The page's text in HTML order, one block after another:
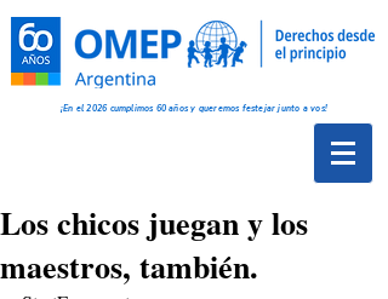
¡En el 2026 cumplimos 60 años y queremos festejar junto a vos!
Los chicos juegan y los
maestros, también.